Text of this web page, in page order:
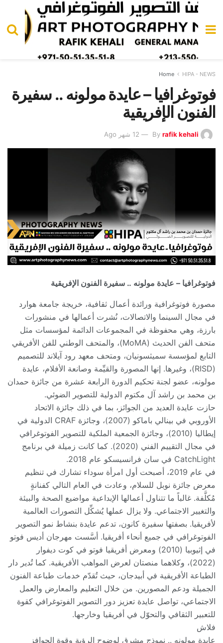
Home HIPA - NEWS
فوتوغرافيا – عايدة مولونه .. سفيرة
الفنون الإفريقية
By rafik kehali 12 شهر Ago
فوتوغرافيا – عايدة مولونه .. سفيرة الفنون الإفريقية
مصورة فوتوغرافية ورائدة أعمال ثقافية، خريجة جامعة هوارد
في مجال السينما والاتصالات، نُشرت أعمالها في منشورات
بارزة، وهي محفوظة في المجموعات الدائمة لمؤسسات مثل
متحف الفن الحديث (MoMA)، والمتحف الوطني للفن الأفريقي
التابع لمؤسسة سميثسونيان، ومتحف معهد رود آيلاند للتصميم
(RISD)، وغيرها. إنها المصورة والقيِّمة وصانعة الأفلام، عايدة
مولونه، عضو لجنة تحكيم الدورة الرابعة عشرة من جائزة حمدان
بن محمد بن راشد آل مكتوم الدولية للتصوير الضوئي.
حازت عايدة العديد من الجوائز، بما في ذلك جائزة الاتحاد
الأوروبي في بينالي باماكو (2007)، وجائزة CRAF الدولية في
إيطاليا (2010)، وجائزة الجمعية الملكية للتصوير الفوتوغرافي
في مجال التقييم الفني (2020). كما كانت زميلة في برنامج
CatchLight في سان فرانسيسكو عام 2018.
في عام 2019، أصبحت أول امرأة سوداء تشارك في تنظيم
معرض جائزة نوبل للسلام، وعادت في العام التالي كفنانةٍ
مُكلَّفة. غالباً ما تتناول أعمالها الإبداعية مواضيع الصحة والبيئة
والتغيير الاجتماعي. ولا يزال عملها يُشكِّل التصورات العالمية
لأفريقيا. بصفتها سفيرة كانون، تدعم عايدة بنشاط نمو التصوير
الفوتوغرافي في جميع أنحاء أفريقيا. أسَّست مهرجان أديس فوتو
في إثيوبيا (2010) ومعرض أفريقيا فوتو في كوت ديفوار
(2022)، وكلاهما منصتان لعرض المواهب الأفريقية. كما تُدير دار
الطباعة الأفريقية في أبيدجان، حيث تُقدّم خدمات طباعة الفنون
الجميلة ودعم المصورين. من خلال التعليم والمعارض والعمل
الاجتماعي، تواصل عايدة تعزيز دور التصوير الفوتوغرافي كقوة
للتعبير الثقافي والتحوّل في أفريقيا وخارجها.
فلاش
عايدة مولونه .. نموذج مشرق لوضوح الرؤية وقوة الحوافز